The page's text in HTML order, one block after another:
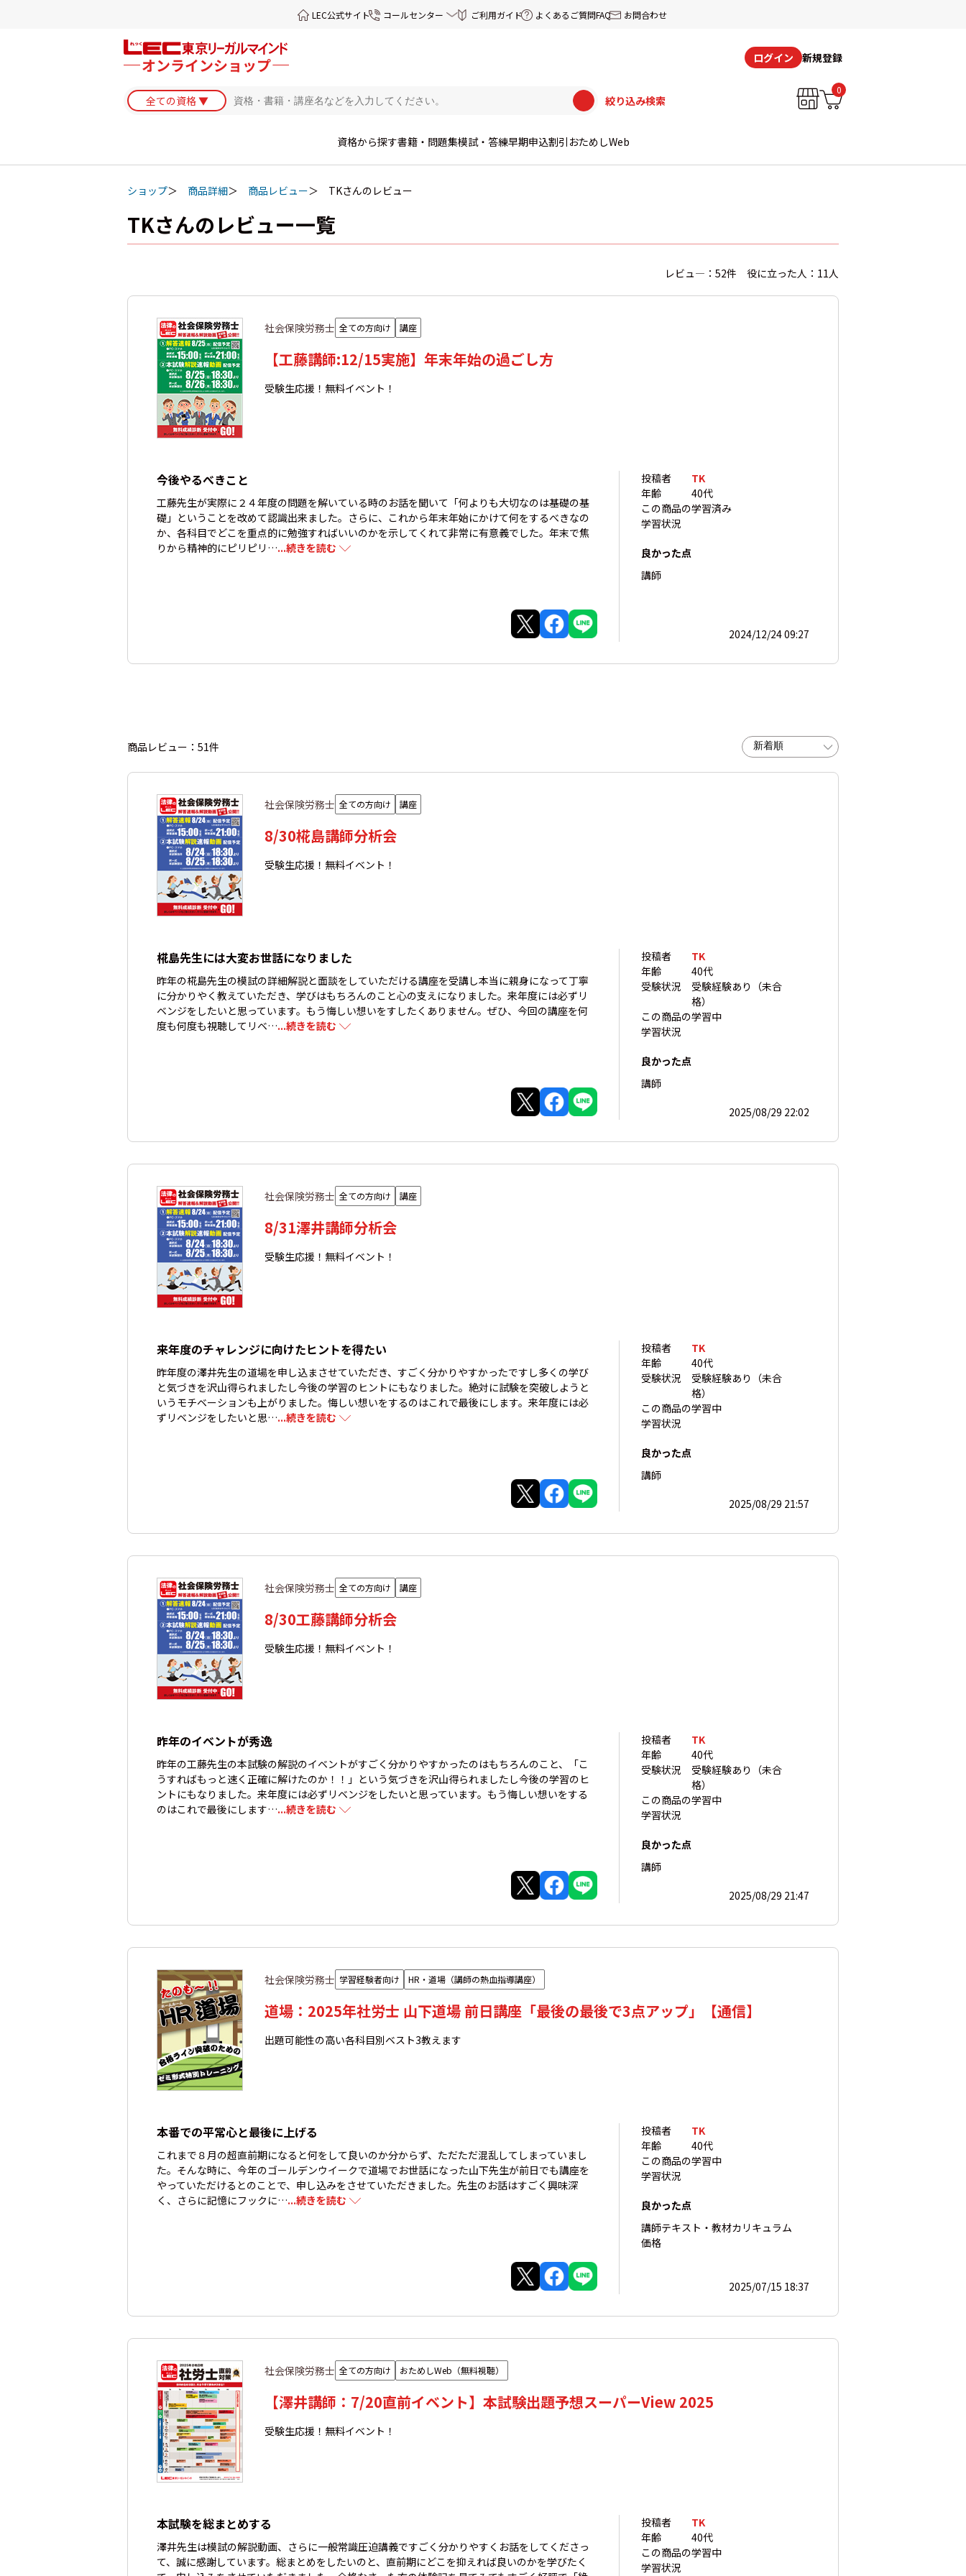
LEC公式サイト コールセンター ご利用ガイド よくあるご質問FAQ お問合わせ
ログイン 新規登録
絞り込み検索
0
資格から探す書籍・問題集模試・答練早期申込割引 おためしWeb
ショップ 商品詳細 商品レビュー TKさんのレビュー
TKさんのレビュー一覧
レビュ―：52件 役に立った人：11人
社会保険労務士 全ての方向け 講座
【工藤講師:12/15実施】年末年始の過ごし方
受験生応援！無料イベント！
今後やるべきこと
工藤先生が実際に２４年度の問題を解いている時のお話を聞いて「何よりも大切なのは基礎の基
礎」ということを改めて認識出来ました。さらに、これから年末年始にかけて何をするべきなの
か、各科目でどこを重点的に勉強すればいいのかを示してくれて非常に有意義でした。年末で焦
りから精神的にピリピリ…...続きを読む
投稿者
TK
年齢
40代
この商品の
学習状況
学習済み
良かった点
講師
2024/12/24 09:27
商品レビュー：51件
社会保険労務士 全ての方向け 講座
8/30椛島講師分析会
受験生応援！無料イベント！
椛島先生には大変お世話になりました
昨年の椛島先生の模試の詳細解説と面談をしていただける講座を受講し本当に親身になって丁寧
に分かりやく教えていただき、学びはもちろんのこと心の支えになりました。来年度には必ずリ
ベンジをしたいと思っています。もう悔しい想いをすしたくありません。ぜひ、今回の講座を何
度も何度も視聴してリベ…...続きを読む
投稿者
TK
年齢
40代
受験状況
受験経験あり（未合
格）
この商品の
学習状況
学習中
良かった点
講師
2025/08/29 22:02
社会保険労務士 全ての方向け 講座
8/31澤井講師分析会
受験生応援！無料イベント！
来年度のチャレンジに向けたヒントを得たい
昨年度の澤井先生の道場を申し込まさせていただき、すごく分かりやすかったですし多くの学び
と気づきを沢山得られましたし今後の学習のヒントにもなりました。絶対に試験を突破しようと
いうモチベーションも上がりました。悔しい想いをするのはこれで最後にします。来年度には必
ずリベンジをしたいと思…...続きを読む
投稿者
TK
年齢
40代
受験状況
受験経験あり（未合
格）
この商品の
学習状況
学習中
良かった点
講師
2025/08/29 21:57
社会保険労務士 全ての方向け 講座
8/30工藤講師分析会
受験生応援！無料イベント！
昨年のイベントが秀逸
昨年の工藤先生の本試験の解説のイベントがすごく分かりやすかったのはもちろんのこと、「こ
うすればもっと速く正確に解けたのか！！」という気づきを沢山得られましたし今後の学習のヒ
ントにもなりました。来年度には必ずリベンジをしたいと思っています。もう悔しい想いをする
のはこれで最後にします…...続きを読む
投稿者
TK
年齢
40代
受験状況
受験経験あり（未合
格）
この商品の
学習状況
学習中
良かった点
講師
2025/08/29 21:47
社会保険労務士 学習経験者向け HR・道場（講師の熱血指導講座）
道場：2025年社労士 山下道場 前日講座「最後の最後で3点アップ」【通信】
出題可能性の高い各科目別ベスト3教えます
本番での平常心と最後に上げる
これまで８月の超直前期になると何をして良いのか分からず、ただただ混乱してしまっていまし
た。そんな時に、今年のゴールデンウイークで道場でお世話になった山下先生が前日でも講座を
やっていただけるとのことで、申し込みをさせていただきました。先生のお話はすごく興味深
く、さらに記憶にフックに…...続きを読む
投稿者
TK
年齢
40代
この商品の
学習状況
学習中
良かった点
講師テキスト・教材カリキュラム
価格
2025/07/15 18:37
社会保険労務士 全ての方向け おためしWeb（無料視聴）
【澤井講師：7/20直前イベント】本試験出題予想スーパーView 2025
受験生応援！無料イベント！
本試験を総まとめする
澤井先生は模試の解説動画、さらに一般常識圧迫講義ですごく分かりやすくお話をしてくださっ
て、誠に感謝しています。総まとめをしたいのと、直前期にどこを抑えれば良いのかを学びたく
投稿者
TK
年齢
40代
この商品の
学習状況
学習中